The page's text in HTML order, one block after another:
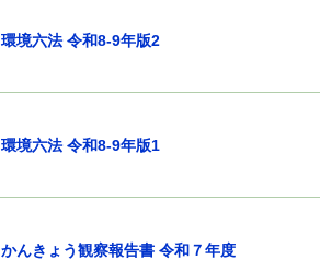
環境六法 令和8-9年版2
環境六法 令和8-9年版1
かんきょう観察報告書 令和７年度